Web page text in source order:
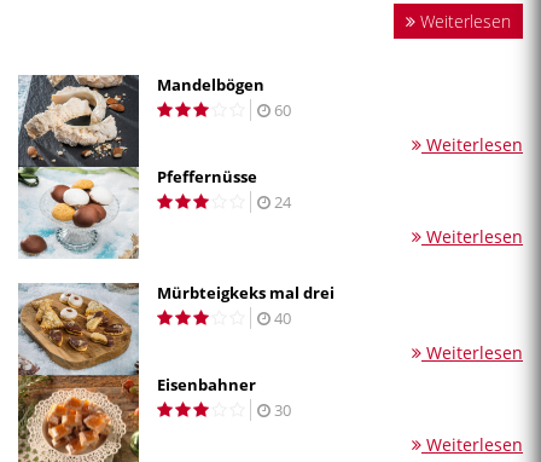
Weiterlesen
Mandelbögen
60
Weiterlesen
Pfeffernüsse
24
Weiterlesen
Mürbteigkeks mal drei
40
Weiterlesen
Eisenbahner
30
Weiterlesen